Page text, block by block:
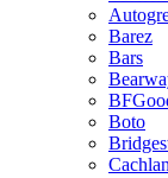
Barez
Bars
Boto